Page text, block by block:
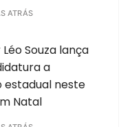
ATRÁS
Souza lança
a
estadual neste
Natal